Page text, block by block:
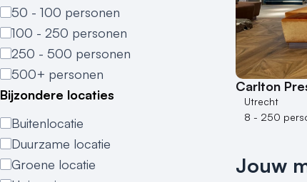
50 - 100 personen
100 - 250 personen
250 - 500 personen
500+ personen
Bijzondere locaties
Buitenlocatie
Duurzame locatie
Groene locatie
Carlton
Utrecht
8 - 250
Jouw